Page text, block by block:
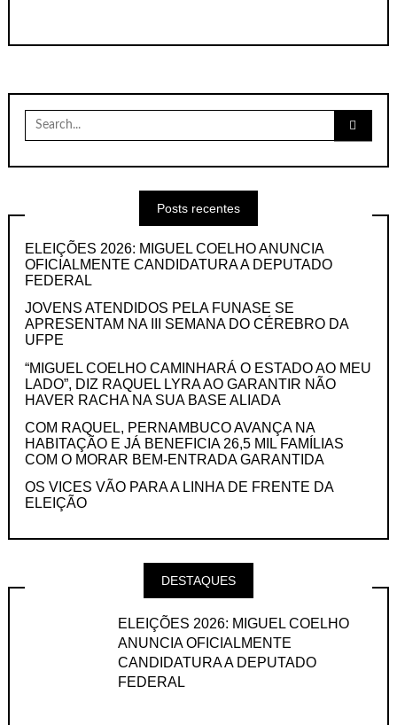
Search
for:
Posts recentes
ELEIÇÕES 2026: MIGUEL COELHO ANUNCIA
OFICIALMENTE CANDIDATURA A DEPUTADO
FEDERAL
JOVENS ATENDIDOS PELA FUNASE SE
APRESENTAM NA III SEMANA DO CÉREBRO DA
UFPE
“MIGUEL COELHO CAMINHARÁ O ESTADO AO MEU
LADO”, DIZ RAQUEL LYRA AO GARANTIR NÃO
HAVER RACHA NA SUA BASE ALIADA
COM RAQUEL, PERNAMBUCO AVANÇA NA
HABITAÇÃO E JÁ BENEFICIA 26,5 MIL FAMÍLIAS
COM O MORAR BEM-ENTRADA GARANTIDA
OS VICES VÃO PARA A LINHA DE FRENTE DA
ELEIÇÃO
DESTAQUES
ELEIÇÕES 2026: MIGUEL COELHO
ANUNCIA OFICIALMENTE
CANDIDATURA A DEPUTADO
FEDERAL